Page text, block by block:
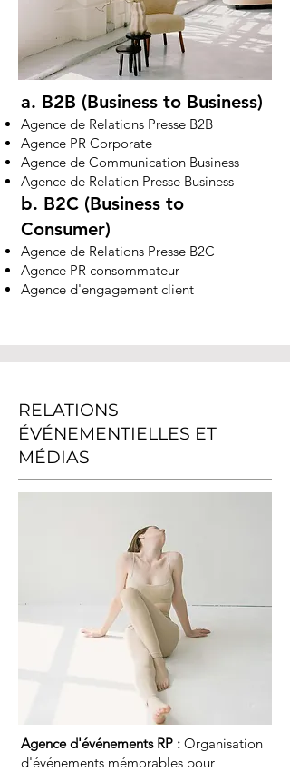
a. B2B (Business to Business)
Agence de Relations Presse B2B
Agence PR Corporate
Agence de Communication Business
Agence de Relation Presse Business
b. B2C (Business to
Consumer)
Agence de Relations Presse B2C
Agence PR consommateur
Agence d'engagement client
RELATIONS
ÉVÉNEMENTIELLES ET
MÉDIAS
Agence d'événements RP : Organisation
d'événements mémorables pour